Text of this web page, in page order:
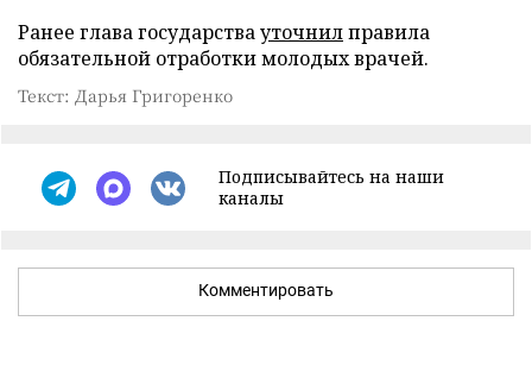
Ранее глава государствауточнилправила
обязательной отработки молодых врачей.
Текст: Дарья Григоренко
Подписывайтесь на наши
каналы
Комментировать